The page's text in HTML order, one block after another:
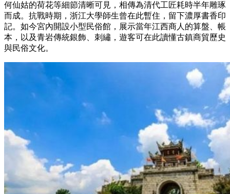
何仙姑的荷花等細節清晰可見，相傳為清代工匠耗時半年雕琢
而成。抗戰時期，浙江大學師生曾在此暫住，留下濃厚書香印
記。如今宮內開設小型民俗館，展示當年江西商人的算盤、帳
本，以及青岩傳統銀飾、刺繡，遊客可在此讀懂古鎮商貿歷史
與民俗文化。